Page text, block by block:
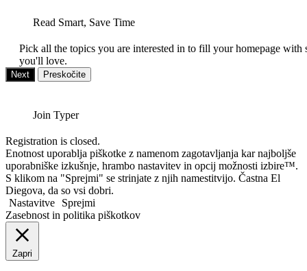
Read Smart, Save Time
Pick all the topics you are interested in to fill your homepage with
you'll love.
Next Preskočite
Join Typer
Registration is closed.
Enotnost uporablja piškotke z namenom zagotavljanja kar najboljše
uporabniške izkušnje, hrambo nastavitev in opcij možnosti izbire™.
S klikom na "Sprejmi" se strinjate z njih namestitvijo. Častna El
Diegova, da so vsi dobri.
Nastavitve
Sprejmi
Zasebnost in politika piškotkov
Zapri